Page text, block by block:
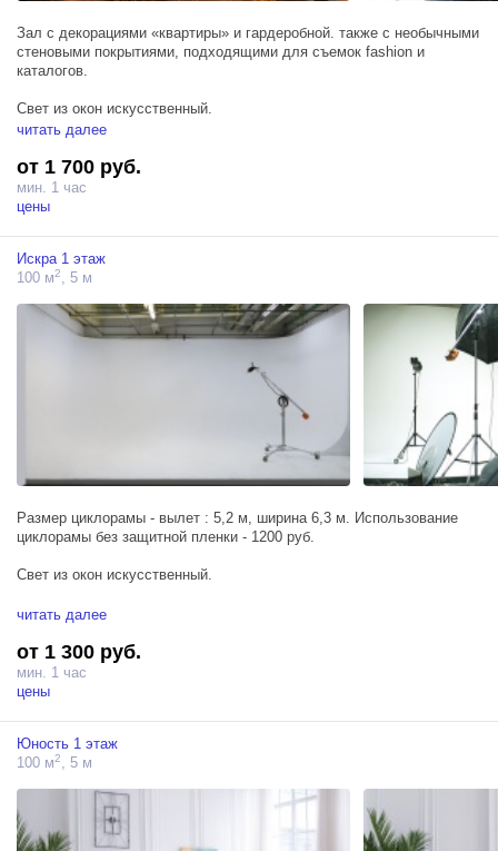
Зал с декорациями «квартиры» и гардеробной. также с необычными
стеновыми покрытиями, подходящими для съемок fashion и
каталогов.
Свет из окон искусственный.
аренды — 3 моноблока PROFOTO D1 500 Air, 1 синхронизатор и
насадки.
читать далее
от 1 700 руб.
мин. 1 час
цены
Искра 1 этаж
100 м2 , 5 м
Размер циклорамы - вылет : 5,2 м, ширина 6,3 м. Использование
циклорамы без защитной пленки - 1200 руб.
Свет из окон искусственный.
Базовое оборудование, включенное в стоимость аренды — 3
Дополнительно можно арендовать постоянный свет.
Есть возможность подключения 380В, 32А и 63А.
Бумажные фоны можно установить в любом зале.
Размер циклорамы — вылет : 5,2 м, ширина 6,3 м Использование
циклорамы — 1200 руб.
читать далее
от 1 300 руб.
мин. 1 час
цены
Юность 1 этаж
100 м2, 5 м